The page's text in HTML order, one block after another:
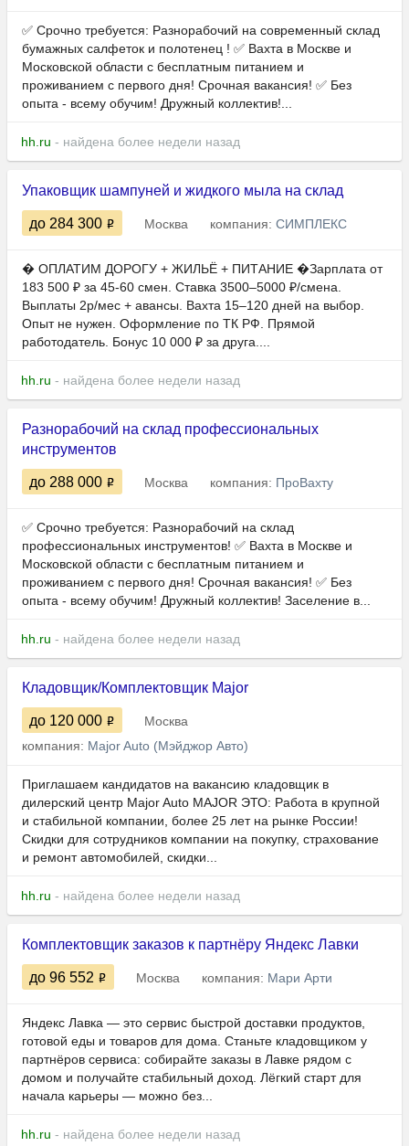
✅ Срочно требуется: Разнорабочий на современный склад
бумажных салфеток и полотенец ! ✅ Вахта в Москве и
Московской области с бесплатным питанием и
проживанием с первого дня! Срочная вакансия! ✅ Без
опыта - всему обучим! Дружный коллектив!...
hh.ru - найдена более недели назад
Упаковщик шампуней и жидкого мыла на склад
до 284 300 Москва компания: СИМПЛЕКС
� ОПЛАТИМ ДОРОГУ + ЖИЛЬЁ + ПИТАНИЕ �Зарплата от
183 500 ₽ за 45-60 смен. Ставка 3500–5000 ₽/смена.
Выплаты 2р/мес + авансы. Вахта 15–120 дней на выбор.
Опыт не нужен. Оформление по ТК РФ. Прямой
работодатель. Бонус 10 000 ₽ за друга....
hh.ru - найдена более недели назад
Разнорабочий нa склад профессиональных
инструментов
до 288 000 Москва компания: ПроВахту
✅ Срочно требуется: Разнорабочий нa склад
профессиональных инструментов! ✅ Вахта в Москве и
Московской области с бесплатным питанием и
проживанием с первого дня! Срочная вакансия! ✅ Без
опыта - всему обучим! Дружный коллектив! Заселение в...
hh.ru - найдена более недели назад
Кладовщик/Комплектовщик Major
до 120 000
Москва
компания: Major Auto (Мэйджор Авто)
Приглашаем кандидатов на вакансию кладовщик в
дилерский центр Major Auto MAJOR ЭТО: Работа в крупной
и стабильной компании, более 25 лет на рынке России!
Скидки для сотрудников компании на покупку, страхование
и ремонт автомобилей, скидки...
hh.ru - найдена более недели назад
Комплектовщик заказов к партнёру Яндекс Лавки
до 96 552 Москва компания: Мари Арти
Яндекс Лавка — это сервис быстрой доставки продуктов,
готовой еды и товаров для дома. Станьте кладовщиком у
партнёров сервиса: собирайте заказы в Лавке рядом с
домом и получайте стабильный доход. Лёгкий старт для
начала карьеры — можно без...
hh.ru - найдена более недели назад